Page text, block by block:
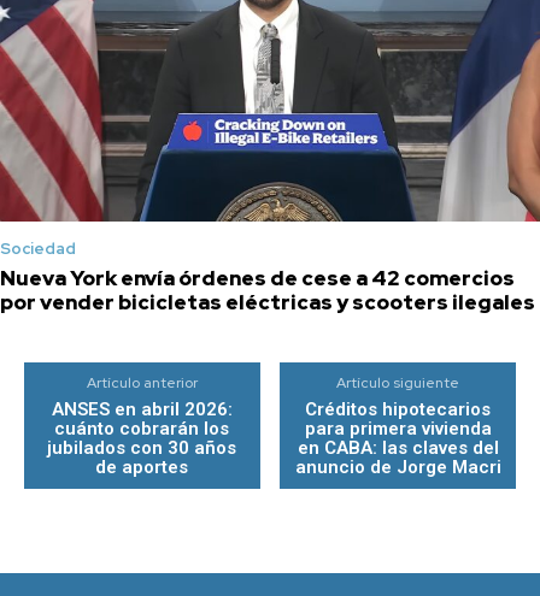
Sociedad
Nueva York envía órdenes de cese a 42 comercios
por vender bicicletas eléctricas y scooters ilegales
Artículo anterior
ANSES en abril 2026:
cuánto cobrarán los
jubilados con 30 años
de aportes
Artículo siguiente
Créditos hipotecarios
para primera vivienda
en CABA: las claves del
anuncio de Jorge Macri